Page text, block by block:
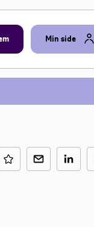
Min side